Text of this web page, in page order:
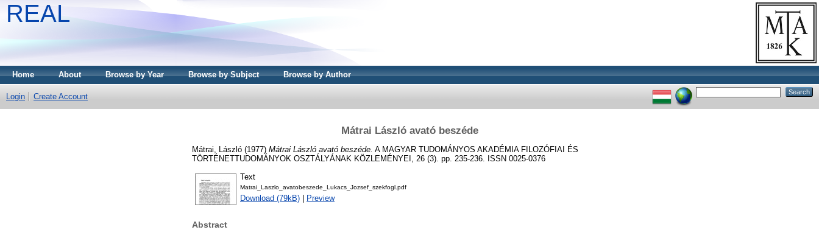
REAL
Home About Browse by Year Browse by Subject Browse by Author
Login Create Account
Mátrai László avató beszéde
Mátrai, László (1977) Mátrai László avató beszéde. A MAGYAR TUDOMÁNYOS AKADÉMIA FILOZÓFIAI ÉS
TÖRTÉNETTUDOMÁNYOK OSZTÁLYÁNAK KÖZLEMÉNYEI, 26 (3). pp. 235-236. ISSN 0025-0376
Text
Matrai_Laszlo_avatobeszede_Lukacs_Jozsef_szekfogl.pdf
Download (79kB) Preview
Abstract